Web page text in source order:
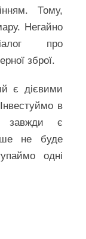
Тому,
Негайно
про
зброї.
є дієвими
в
завжди є
не буде
одні